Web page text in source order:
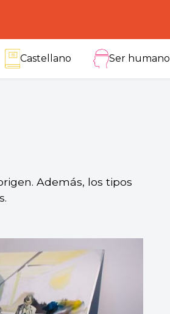
Castellano Ser humano
Además, los tipos